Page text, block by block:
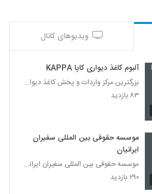
ویدیوهای کانال
آلبوم کاغذ دیواری کاپا KAPPA
بزرگترین مرکز واردات و پخش کاغذ دیواری
۸۳ بازدید
موسسه حقوقی بین المللی سفیران
ایرانیان
موسسه حقوقی بین المللی سفیران ایرانیان
۲۹۰ بازدید